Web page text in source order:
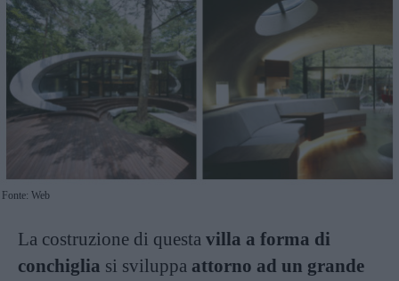
Fonte: Web
La costruzione di questa villa a forma di
conchiglia si sviluppa attorno ad un grande